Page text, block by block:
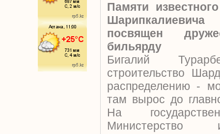
Памяти
посвящен
бильярду
Бигалий
строительство
распределению -
там вырос до
На
Министерство